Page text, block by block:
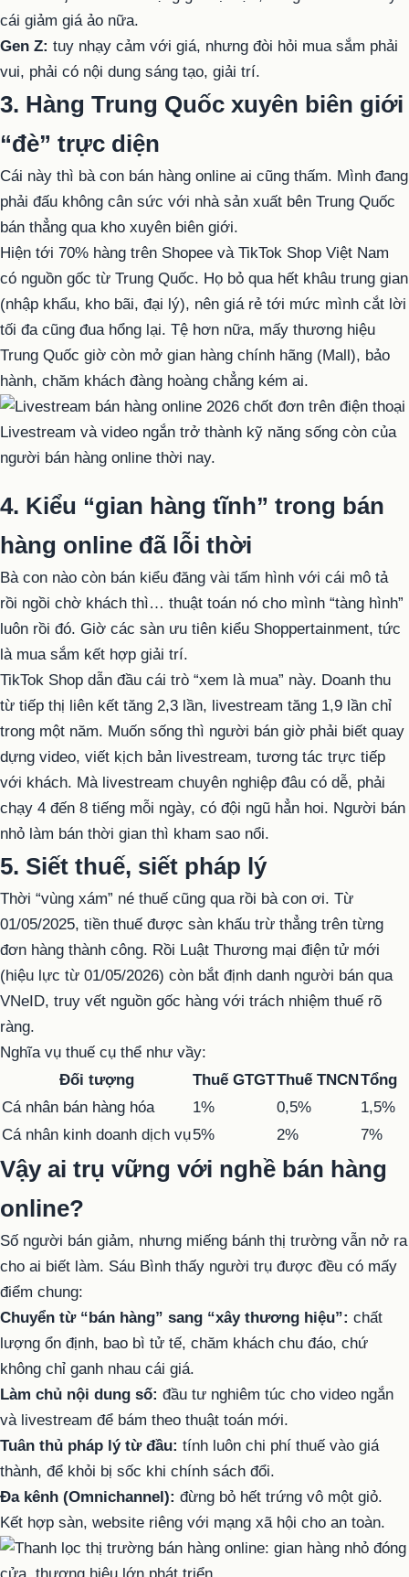
cái giảm giá ảo nữa.
Gen Z: tuy nhạy cảm với giá, nhưng đòi hỏi mua sắm phải
vui, phải có nội dung sáng tạo, giải trí.
3. Hàng Trung Quốc xuyên biên giới
“đè” trực diện
Cái này thì bà con bán hàng online ai cũng thấm. Mình đang
phải đấu không cân sức với nhà sản xuất bên Trung Quốc
bán thẳng qua kho xuyên biên giới.
Hiện tới 70% hàng trên Shopee và TikTok Shop Việt Nam
có nguồn gốc từ Trung Quốc. Họ bỏ qua hết khâu trung gian
(nhập khẩu, kho bãi, đại lý), nên giá rẻ tới mức mình cắt lời
tối đa cũng đua hổng lại. Tệ hơn nữa, mấy thương hiệu
Trung Quốc giờ còn mở gian hàng chính hãng (Mall), bảo
hành, chăm khách đàng hoàng chẳng kém ai.
Livestream và video ngắn trở thành kỹ năng sống còn của
người bán hàng online thời nay.
4. Kiểu “gian hàng tĩnh” trong bán
hàng online đã lỗi thời
Bà con nào còn bán kiểu đăng vài tấm hình với cái mô tả
rồi ngồi chờ khách thì… thuật toán nó cho mình “tàng hình”
luôn rồi đó. Giờ các sàn ưu tiên kiểu Shoppertainment, tức
là mua sắm kết hợp giải trí.
TikTok Shop dẫn đầu cái trò “xem là mua” này. Doanh thu
từ tiếp thị liên kết tăng 2,3 lần, livestream tăng 1,9 lần chỉ
trong một năm. Muốn sống thì người bán giờ phải biết quay
dựng video, viết kịch bản livestream, tương tác trực tiếp
với khách. Mà livestream chuyên nghiệp đâu có dễ, phải
chạy 4 đến 8 tiếng mỗi ngày, có đội ngũ hẳn hoi. Người bán
nhỏ làm bán thời gian thì kham sao nổi.
5. Siết thuế, siết pháp lý
Thời “vùng xám” né thuế cũng qua rồi bà con ơi. Từ
01/05/2025, tiền thuế được sàn khấu trừ thẳng trên từng
đơn hàng thành công. Rồi Luật Thương mại điện tử mới
(hiệu lực từ 01/05/2026) còn bắt định danh người bán qua
VNeID, truy vết nguồn gốc hàng với trách nhiệm thuế rõ
ràng.
Nghĩa vụ thuế cụ thể như vầy:
Đối tượng
Thuế GTGTThuế TNCNTổng
Cá nhân bán hàng hóa
1% 0,5%
1,5%
Cá nhân kinh doanh dịch vụ5% 2% 7%
Vậy ai trụ vững với nghề bán hàng
online?
Số người bán giảm, nhưng miếng bánh thị trường vẫn nở ra
cho ai biết làm. Sáu Bình thấy người trụ được đều có mấy
điểm chung:
Chuyển từ “bán hàng” sang “xây thương hiệu”: chất
lượng ổn định, bao bì tử tế, chăm khách chu đáo, chứ
không chỉ ganh nhau cái giá.
Làm chủ nội dung số: đầu tư nghiêm túc cho video ngắn
và livestream để bám theo thuật toán mới.
Tuân thủ pháp lý từ đầu: tính luôn chi phí thuế vào giá
thành, để khỏi bị sốc khi chính sách đổi.
Đa kênh (Omnichannel): đừng bỏ hết trứng vô một giỏ.
Kết hợp sàn, website riêng với mạng xã hội cho an toàn.